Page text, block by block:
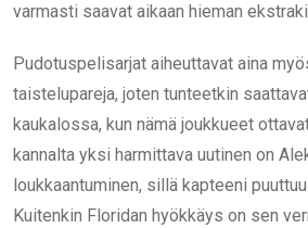
varmasti saavat aikaan hieman
Pudotuspelisarjat aiheuttavat aina
taistelupareja, joten tunteetkin
kaukalossa, kun nämä joukkueet
kannalta yksi harmittava uutinen on
loukkaantuminen, sillä kapteeni
Kuitenkin Floridan hyökkäys on sen